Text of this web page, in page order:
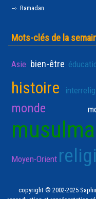
Ramadan
Mots-clés de la
Asie bien-être
histoire
monde
Moyen-Orient
copyright © 2002-2025